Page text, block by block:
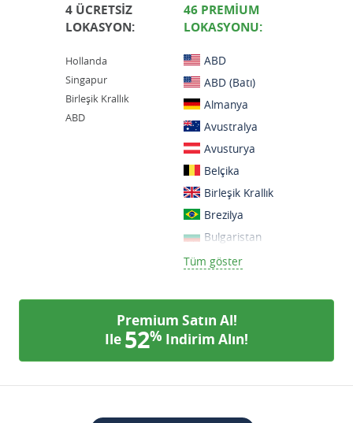
4 ÜCRETSIZ
LOKASYON:
46 PREMIUM
LOKASYONU:
Hollanda
Singapur
Birleşik Krallık
ABD
ABD
ABD (Batı)
Almanya
Avustralya
Avusturya
Belçika
Birleşik Krallık
Brezilya
Bulgaristan
Danimarka
Fransa
Güney Afrika
Güney Kore
Hollanda
Tüm göster
Premium Satın Al!
Ile 52% Indirim Alın!